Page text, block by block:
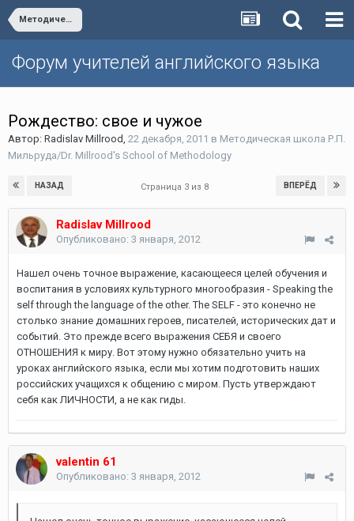
Методическая школа Р.П. Мильруда/Dr. Millrood's School of Methodology
Форум учителей английского языка
Рождество: свое и чужое
Автор: Radislav Millrood, 22 декабря, 2011 в Методическая школа Р.П.
Мильруда/Dr. Millrood's School of Methodology
НАЗАД ВПЕРЁД
Страница 3 из 8
Radislav Millrood
Опубликовано: 3 января, 2012
Нашел очень точное выражение, касающееся целей обучения и
воспитания в условиях культурного многообразия - Speaking the
self through the language of the other. The SELF - это конечно не
столько знание домашних героев, писателей, исторических дат и
событий. Это прежде всего выражения СЕБЯ и своего
ОТНОШЕНИЯ к миру. Вот этому нужно обязательно учить на
уроках английского языка, если мы хотим подготовить наших
российских учащихся к общению с миром. Пусть утверждают
себя как ЛИЧНОСТИ, а не как гиды.
valentin 61
Опубликовано: 3 января, 2012